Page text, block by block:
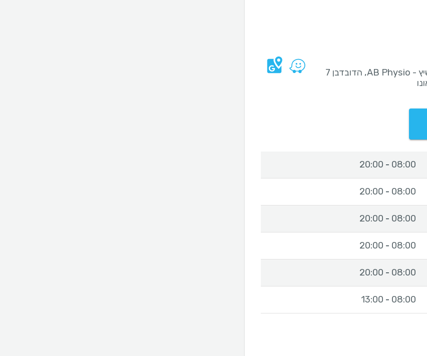
נעם איבשיץ - AB Physio, הדובדבן 7
08:00
-
20:00
08:00
-
20:00
08:00
-
20:00
08:00
-
20:00
08:00
-
20:00
08:00
-
13:00